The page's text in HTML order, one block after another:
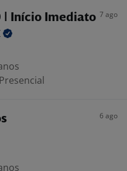
| Início Imediato 7 ago
Presencial
6 ago